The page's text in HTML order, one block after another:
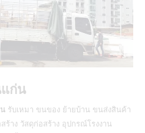
ก่น
รับเหมา ขนของ ย้ายบ้าน ขนส่งสินค้า
าง วัสดุก่อสร้าง อุปกรณ์โรงงาน